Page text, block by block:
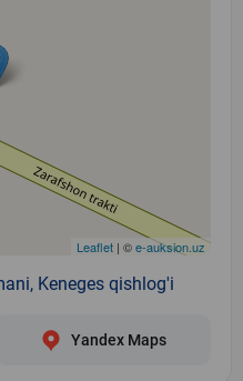
Leaflet | ©e-auksion.uz
Keneges qishlog'i
Yandex Maps